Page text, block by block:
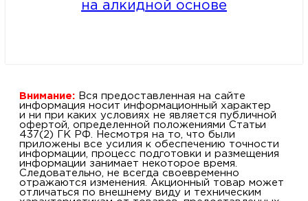
на алкидной основе
Внимание: Вся предоставленная на сайте
информация носит информационный характер
и ни при каких условиях не является публичной
офертой, определенной положениями Статьи
437(2) ГК РФ. Несмотря на то, что были
приложены все усилия к обеспечению точности
информации, процесс подготовки и размещения
информации занимает некоторое время.
Следовательно, не всегда своевременно
отражаются изменения. Акционный товар может
отличаться по внешнему виду и техническим